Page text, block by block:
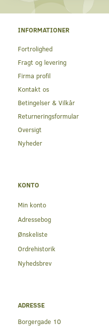
INFORMATIONER
Fortrolighed
Fragt og levering
Firma profil
Kontakt os
Betingelser & Vilkår
Returneringsformular
Oversigt
Nyheder
KONTO
Min konto
Adressebog
Ønskeliste
Ordrehistorik
Nyhedsbrev
ADRESSE
Borgergade 10